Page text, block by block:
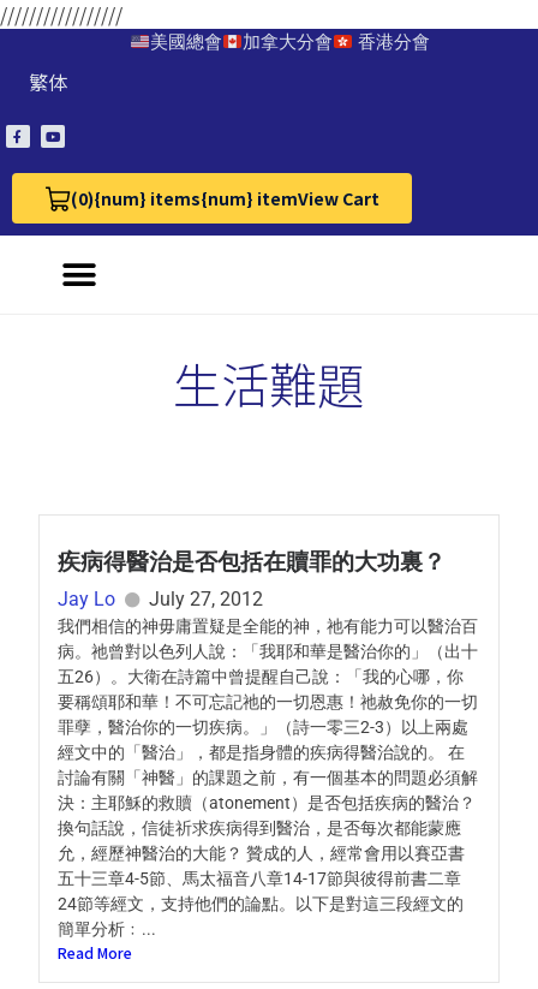
/////////////////
美國總會 加拿大分會 香港分會
繁体
(0)
View Cart 0{num} items{num} itemView Cart
生活難題
疾病得醫治是否包括在贖罪的大功裏？
Jay Lo July 27, 2012
我們相信的神毋庸置疑是全能的神，祂有能力可以醫治百
病。祂曾對以色列人說：「我耶和華是醫治你的」（出十
五26）。大衛在詩篇中曾提醒自己說：「我的心哪，你
要稱頌耶和華！不可忘記祂的一切恩惠！祂赦免你的一切
罪孽，醫治你的一切疾病。」（詩一零三2-3）以上兩處
經文中的「醫治」，都是指身體的疾病得醫治說的。 在
討論有關「神醫」的課題之前，有一個基本的問題必須解
決：主耶穌的救贖（atonement）是否包括疾病的醫治？
換句話說，信徒祈求疾病得到醫治，是否每次都能蒙應
允，經歷神醫治的大能？ 贊成的人，經常會用以賽亞書
五十三章4-5節、馬太福音八章14-17節與彼得前書二章
24節等經文，支持他們的論點。以下是對這三段經文的
簡單分析﹕...
Read More